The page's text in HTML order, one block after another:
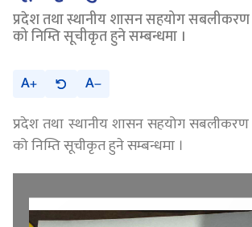
प्रदेश तथा स्थानीय शासन सहयोग सबलीकरण
को निम्ति सूचीकृत हुने सम्बन्धमा ।
A
A
प्रदेश तथा स्थानीय शासन सहयोग सबलीकरण
को निम्ति सूचीकृत हुने सम्बन्धमा ।